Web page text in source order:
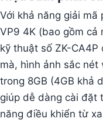
Với khả năng giải
VP9 4K (bao gồm cả
kỹ thuật số ZK-
mà, hình ảnh sắc
trong 8GB (4GB khả
giúp dễ dàng cài đặt
năng điều khiển từ